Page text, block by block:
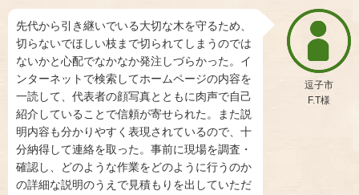
逗子市
F.T様
先代から引き継いでいる大切な木を守るため、
切らないでほしい枝まで切られてしまうのでは
ないかと心配でなかなか発注しづらかった。イ
ンターネットで検索してホームページの内容を
一読して、代表者の顔写真とともに肉声で自己
紹介していることで信頼が寄せられた。また説
明内容も分かりやすく表現されているので、十
分納得して連絡を取った。事前に現場を調査・
確認し、どのような作業をどのように行うのか
の詳細な説明のうえで見積もりを出していただ